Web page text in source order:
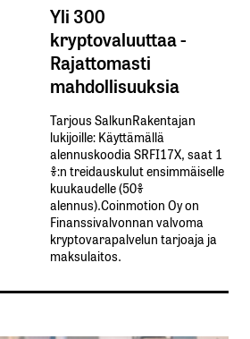
Yli 300
kryptovaluuttaa -
Rajattomasti
mahdollisuuksia
Tarjous SalkunRakentajan
lukijoille: Käyttämällä​ ​
alennuskoodia​ ​SRFI17X,​ ​saat​ ​1
%:n treidauskulut​ ​ensimmäiselle​ ​
kuukaudelle​ ​(50%​ ​
alennus).Coinmotion Oy on
Finanssivalvonnan valvoma
kryptovarapalvelun tarjoaja ja
maksulaitos.